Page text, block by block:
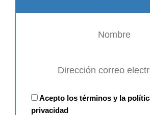
Acepto los términos y la
privacidad